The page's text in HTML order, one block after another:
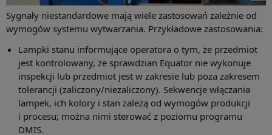
Sygnały niestandardowe mają wiele zastosowań zależnie od
wymogów systemu wytwarzania. Przykładowe zastosowania:
Lampki stanu informujące operatora o tym, że przedmiot
jest kontrolowany, że sprawdzian Equator nie wykonuje
inspekcji lub przedmiot jest w zakresie lub poza zakresem
tolerancji (zaliczony/niezaliczony). Sekwencje włączania
lampek, ich kolory i stan zależą od wymogów produkcji
i procesu; można nimi sterować z poziomu programu
DMIS.